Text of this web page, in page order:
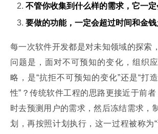
不管你收集到什么样的需求，它一
要做的功能，一定会超过时间和金钱
每一次软件开发都是对未知领域的探索
问题是，面对不可预知的变化，组织
略，是“抗拒不可预知的变化”还是“打
性”？传统软件工程的思路更接近于前
时去预测用户的需求，然后冻结需求，
划，再按照计划执行，这一过程被称为“